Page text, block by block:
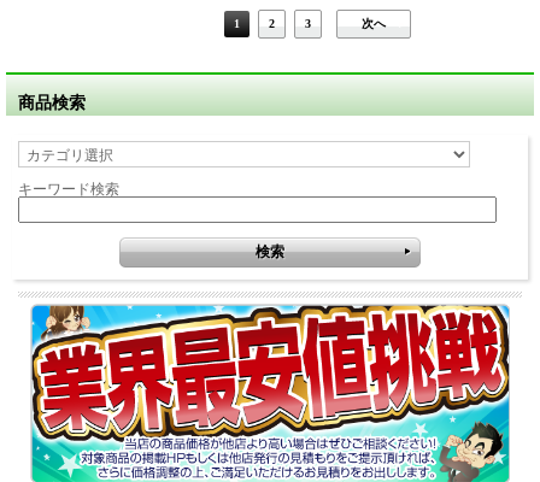
1 2 3 次へ
商品検索
キーワード検索